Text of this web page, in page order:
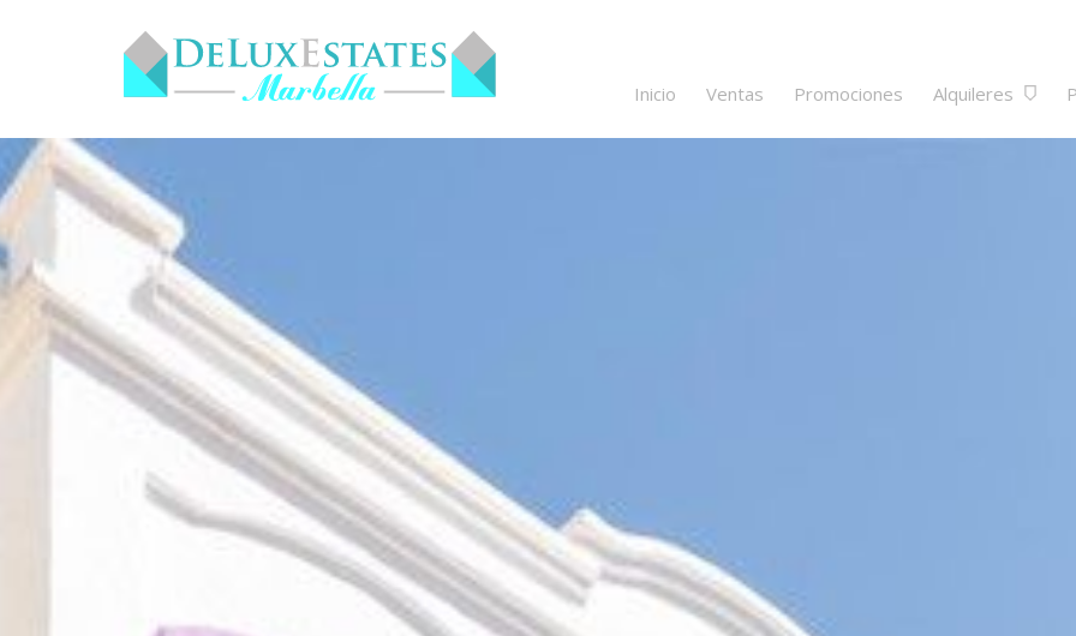
Inicio Ventas Promociones Alquileres